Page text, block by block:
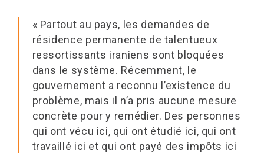
« Partout au pays, les demandes de
résidence permanente de talentueux
ressortissants iraniens sont bloquées
dans le système. Récemment, le
gouvernement a reconnu l’existence du
problème, mais il n’a pris aucune mesure
concrète pour y remédier. Des personnes
qui ont vécu ici, qui ont étudié ici, qui ont
travaillé ici et qui ont payé des impôts ici